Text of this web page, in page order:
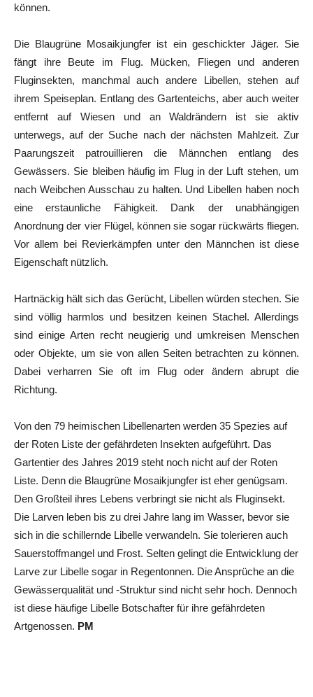
können.
Die Blaugrüne Mosaikjungfer ist ein geschickter Jäger. Sie
fängt ihre Beute im Flug. Mücken, Fliegen und anderen
Fluginsekten, manchmal auch andere Libellen, stehen auf
ihrem Speiseplan. Entlang des Gartenteichs, aber auch weiter
entfernt auf Wiesen und an Waldrändern ist sie aktiv
unterwegs, auf der Suche nach der nächsten Mahlzeit. Zur
Paarungszeit patrouillieren die Männchen entlang des
Gewässers. Sie bleiben häufig im Flug in der Luft stehen, um
nach Weibchen Ausschau zu halten. Und Libellen haben noch
eine erstaunliche Fähigkeit. Dank der unabhängigen
Anordnung der vier Flügel, können sie sogar rückwärts fliegen.
Vor allem bei Revierkämpfen unter den Männchen ist diese
Eigenschaft nützlich.
Hartnäckig hält sich das Gerücht, Libellen würden stechen. Sie
sind völlig harmlos und besitzen keinen Stachel. Allerdings
sind einige Arten recht neugierig und umkreisen Menschen
oder Objekte, um sie von allen Seiten betrachten zu können.
Dabei verharren Sie oft im Flug oder ändern abrupt die
Richtung.
Von den 79 heimischen Libellenarten werden 35 Spezies auf
der Roten Liste der gefährdeten Insekten aufgeführt. Das
Gartentier des Jahres 2019 steht noch nicht auf der Roten
Liste. Denn die Blaugrüne Mosaikjungfer ist eher genügsam.
Den Großteil ihres Lebens verbringt sie nicht als Fluginsekt.
Die Larven leben bis zu drei Jahre lang im Wasser, bevor sie
sich in die schillernde Libelle verwandeln. Sie tolerieren auch
Sauerstoffmangel und Frost. Selten gelingt die Entwicklung der
Larve zur Libelle sogar in Regentonnen. Die Ansprüche an die
Gewässerqualität und -Struktur sind nicht sehr hoch. Dennoch
ist diese häufige Libelle Botschafter für ihre gefährdeten
Artgenossen. PM